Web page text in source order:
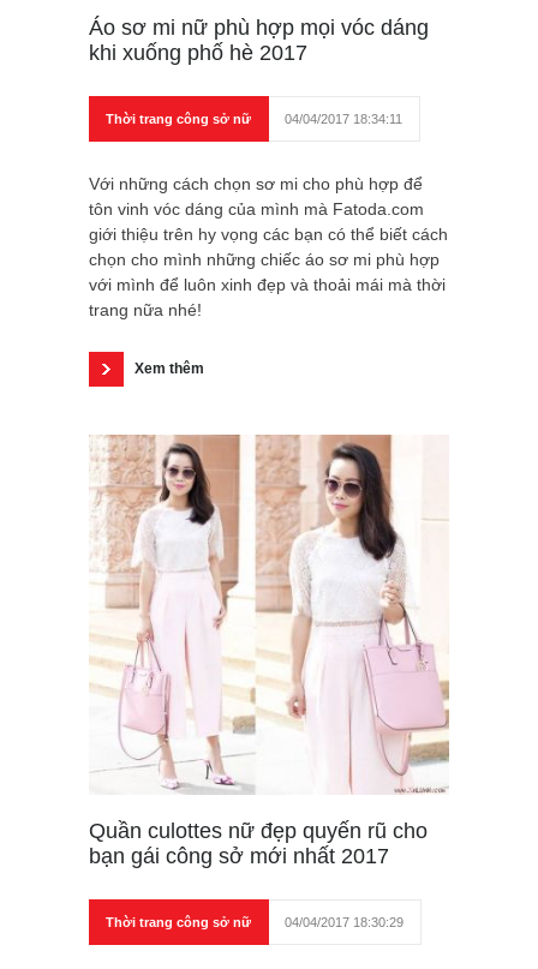
Áo sơ mi nữ phù hợp mọi vóc dáng
khi xuống phố hè 2017
Thời trang công sở nữ 04/04/2017 18:34:11
Với những cách chọn sơ mi cho phù hợp để
tôn vinh vóc dáng của mình mà Fatoda.com
giới thiệu trên hy vọng các bạn có thể biết cách
chọn cho mình những chiếc áo sơ mi phù hợp
với mình để luôn xinh đẹp và thoải mái mà thời
trang nữa nhé!
Xem thêm
Quần culottes nữ đẹp quyến rũ cho
bạn gái công sở mới nhất 2017
Thời trang công sở nữ 04/04/2017 18:30:29